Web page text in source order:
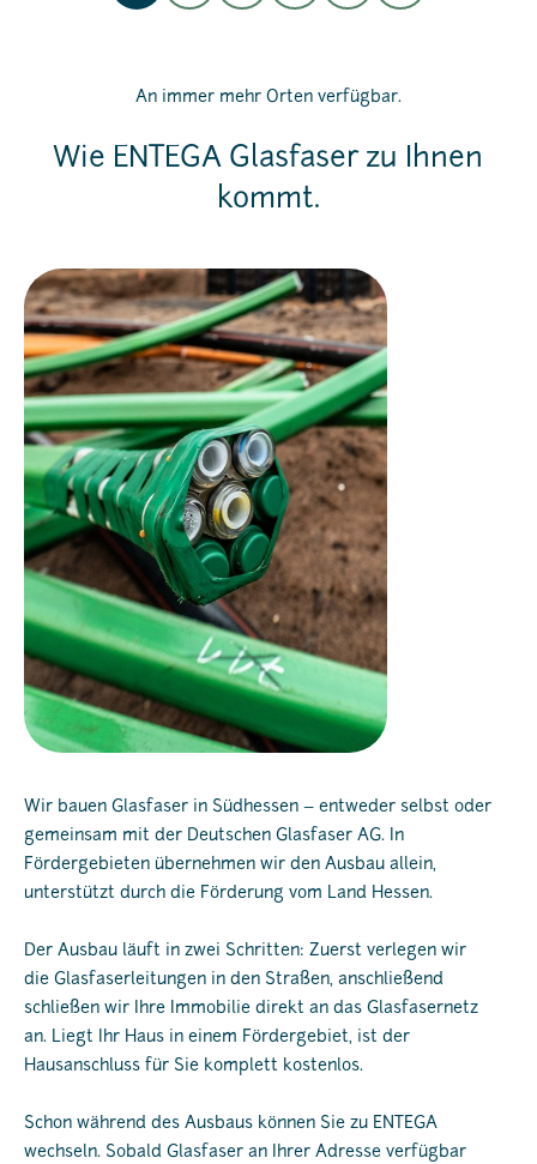
An immer mehr Orten verfügbar.
Wie ENTEGA Glasfaser zu Ihnen
kommt.
Wir bauen Glasfaser in Südhessen – entweder selbst oder
gemeinsam mit der Deutschen Glasfaser AG. In
Fördergebieten übernehmen wir den Ausbau allein,
unterstützt durch die Förderung vom Land Hessen.
Der Ausbau läuft in zwei Schritten: Zuerst verlegen wir
die Glasfaserleitungen in den Straßen, anschließend
schließen wir Ihre Immobilie direkt an das Glasfasernetz
an. Liegt Ihr Haus in einem Fördergebiet, ist der
Hausanschluss für Sie komplett kostenlos.
Schon während des Ausbaus können Sie zu ENTEGA
wechseln. Sobald Glasfaser an Ihrer Adresse verfügbar